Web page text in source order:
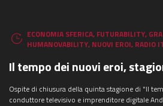
ECONOMIA SFERICA, FUTURABILITY,
HUMANOVABILITY, NUOVI EROI, RADIO
Il tempo dei nuovi eroi,
Ospite di chiusura della quinta stagione di "Il
conduttore televisivo e imprenditore digitale